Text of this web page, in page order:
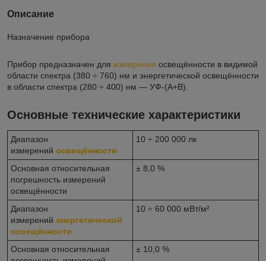
Описание
Назначение прибора
Прибор предназначен для измерения освещённости в видимой
области спектра (380 ÷ 760) нм и энергетической освещённости
в области спектра (280 ÷ 400) нм — УФ-(А+В).
Основные технические характеристики
Диапазон
измерений освещённости
10 ÷ 200 000 лк
Основная относительная
погрешность измерений
освещённости
± 8,0 %
Диапазон
измерений энергетической
освещённости
10 ÷ 60 000 мВт/м²
Основная относительная
± 10,0 %